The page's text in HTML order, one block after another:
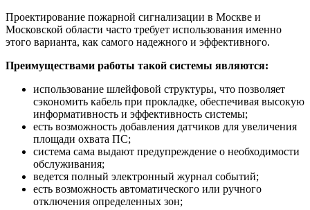
Проектирование пожарной сигнализации в Москве и
Московской области часто требует использования именно
этого варианта, как самого надежного и эффективного.
Преимуществами работы такой системы являются:
использование шлейфовой структуры, что позволяет
сэкономить кабель при прокладке, обеспечивая высокую
информативность и эффективность системы;
есть возможность добавления датчиков для увеличения
площади охвата ПС;
система сама выдают предупреждение о необходимости
обслуживания;
ведется полный электронный журнал событий;
есть возможность автоматического или ручного
отключения определенных зон;